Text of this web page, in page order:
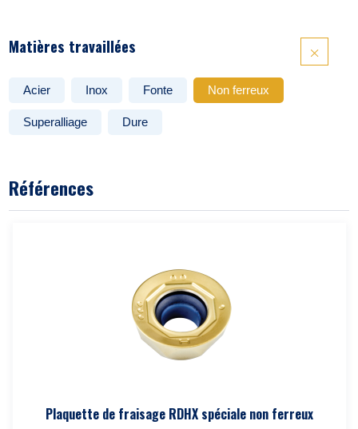
Matières travaillées
Acier Inox Fonte Non ferreux
Superalliage Dure
Références
Plaquette de fraisage RDHX spéciale non ferreux